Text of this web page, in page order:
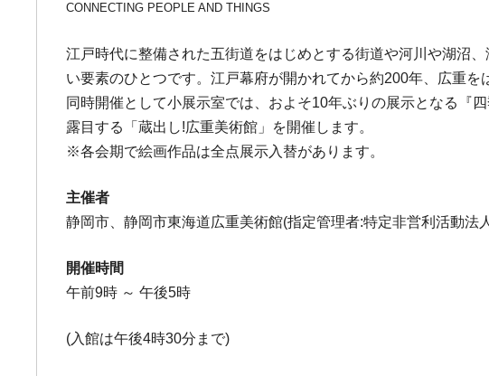
CONNECTING PEOPLE AND THINGS
江戸時代に整備された五街道をはじめとする街道や河川や湖沼
い要素のひとつです。江戸幕府が開かれてから約200年、広重
同時開催として小展示室では、およそ10年ぶりの展示となる『
露目する「蔵出し!広重美術館」を開催します。
※各会期で絵画作品は全点展示入替があります。
主催者
静岡市、静岡市東海道広重美術館(指定管理者:特定非営利活動法
開催時間
午前9時 ～ 午後5時
(入館は午後4時30分まで)